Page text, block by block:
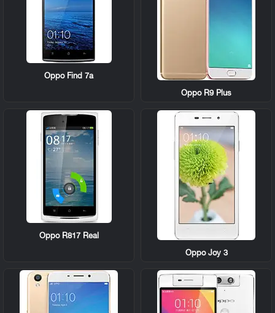
Oppo R9 Plus
Oppo Find 7a
Oppo Joy 3
Oppo R817 Real